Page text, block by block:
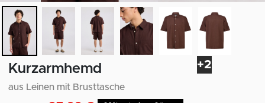
+2
Kurzarmhemd
aus Leinen mit Brusttasche